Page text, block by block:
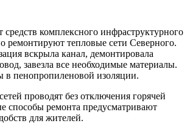
средств комплексного инфраструктурного
ремонтируют тепловые сети Северного.
вскрыла канал, демонтировала
завезла все необходимые материалы.
в пенопропиленовой изоляции.
проводят без отключения горячей
способы ремонта предусматривают
для жителей.